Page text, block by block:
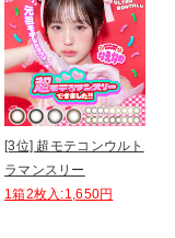
[3位] 超モテコンウルト
ラマンスリー
1箱2枚入:1,650円